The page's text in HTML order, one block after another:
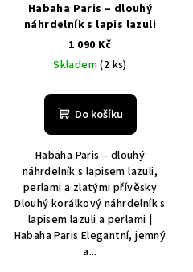
Habaha Paris – dlouhý
náhrdelník s lapis lazuli
1 090 Kč
Skladem(2 ks)
Do košíku
Habaha Paris – dlouhý
náhrdelník s lapisem lazuli,
perlami a zlatými přívěsky
Dlouhý korálkový náhrdelník s
lapisem lazuli a perlami |
Habaha Paris Elegantní, jemný
a...